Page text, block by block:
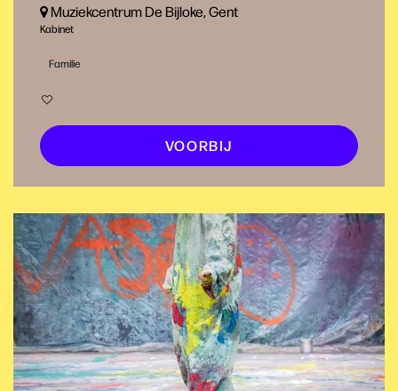
Muziekcentrum De Bijloke, Gent
Kabinet
Familie
VOORBIJ